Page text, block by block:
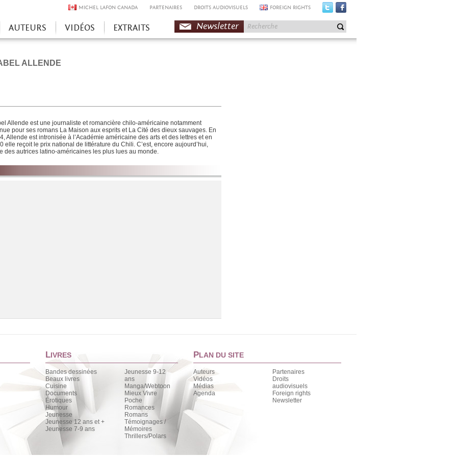
MICHEL LAFON CANADA PARTENAIRES DROITS AUDIOVISUELS FOREIGN RIGHTS
AUTEURS VIDÉOS EXTRAITS Newsletter
ALLENDE
Allende est une journaliste et romancière chilo-américaine notamment
pour ses romans La Maison aux esprits et La Cité des dieux sauvages. En
Allende est intronisée à l’Académie américaine des arts et des lettres et en
elle reçoit le prix national de littérature du Chili. C’est, encore aujourd’hui,
des autrices latino-américaines les plus lues au monde.
Chargement de la liste
LIVRES
Bandes dessinées
Beaux livres
Cuisine
Documents
Érotiques
Humour
Jeunesse
Jeunesse 12 ans et +
Jeunesse 7-9 ans
Jeunesse 9-12
ans
Manga/Webtoon
Mieux Vivre
Poche
Romances
Romans
Témoignages /
Mémoires
Thrillers/Polars
PLAN DU SITE
Auteurs
Vidéos
Médias
Agenda
Partenaires
Droits
audiovisuels
Foreign rights
Newsletter